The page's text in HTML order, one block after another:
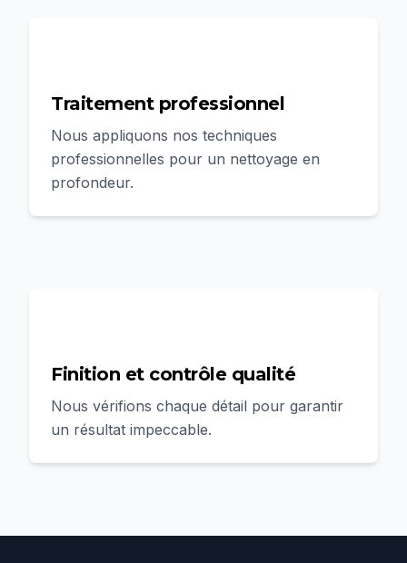
Traitement professionnel
Nous appliquons nos techniques
professionnelles pour un nettoyage en
profondeur.
Finition et contrôle qualité
Nous vérifions chaque détail pour garantir
un résultat impeccable.